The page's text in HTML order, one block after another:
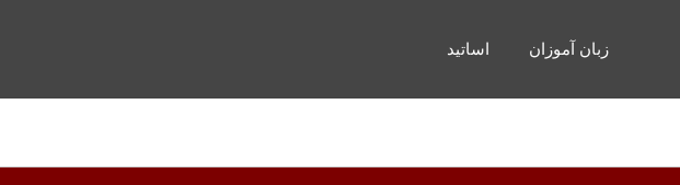
اساتید زبان آموزان